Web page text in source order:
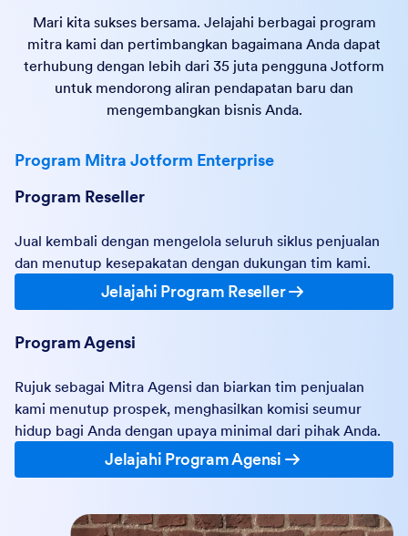
Mari kita sukses bersama. Jelajahi berbagai program
mitra kami dan pertimbangkan bagaimana Anda dapat
terhubung dengan lebih dari 35 juta pengguna Jotform
untuk mendorong aliran pendapatan baru dan
mengembangkan bisnis Anda.
Program Mitra Jotform Enterprise
Program Reseller
Jual kembali dengan mengelola seluruh siklus penjualan
dan menutup kesepakatan dengan dukungan tim kami.
Jelajahi Program Reseller
Program Agensi
Rujuk sebagai Mitra Agensi dan biarkan tim penjualan
kami menutup prospek, menghasilkan komisi seumur
hidup bagi Anda dengan upaya minimal dari pihak Anda.
Jelajahi Program Agensi